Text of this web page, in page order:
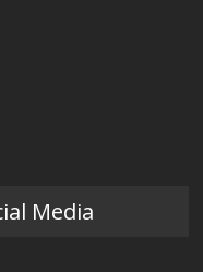
Media